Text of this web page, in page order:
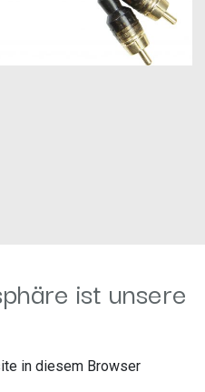
Blisterkarte
geschlitzen Kunststoffstecker
ist unsere
in diesem Browser